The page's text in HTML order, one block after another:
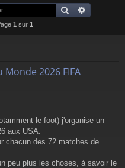
Rechercher
1 sur 1
2026 FIFA
le foot) j'organise un
aux USA.
chacun des 72 matches de
peu plus les choses, à savoir le